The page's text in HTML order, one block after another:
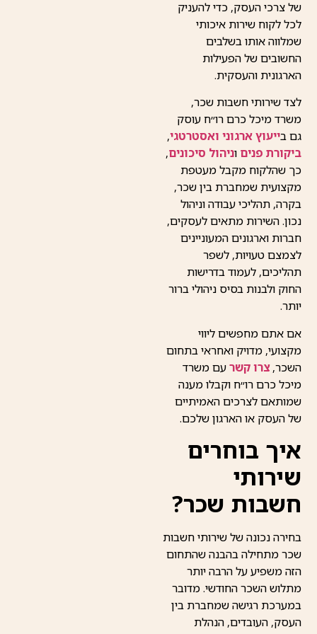
של צרכי העסק, כדי להעניק
לכל לקוח שירות איכותי
שמלווה אותו בשלבים
החשובים של הפעילות
הארגונית והעסקית.
לצד שירותי חשבות שכר,
משרד מיכל כרם רו״ח עוסק
גם בייעוץ ארגוני ואסטרטגי,
ביקורת פנים וניהול סיכונים,
כך שהלקוח מקבל מעטפת
מקצועית שמחברת בין שכר,
בקרה, תהליכי עבודה וניהול
נכון. השירות מתאים לעסקים,
חברות וארגונים המעוניינים
לצמצם טעויות, לשפר
תהליכים, לעמוד בדרישות
החוק ולבנות בסיס ניהולי ברור
יותר.
אם אתם מחפשים ליווי
מקצועי, מדויק ואחראי בתחום
השכר,צרו קשרעם משרד
מיכל כרם רו״ח וקבלו מענה
שמותאם לצרכים האמיתיים
של העסק או הארגון שלכם.
איך בוחרים
שירותי
חשבות שכר?
בחירה נכונה של שירותי חשבות
שכר מתחילה בהבנה שהתחום
הזה משפיע על הרבה יותר
מתלוש השכר החודשי. מדובר
במערכת רגישה שמחברת בין
העסק, העובדים, הנהלת